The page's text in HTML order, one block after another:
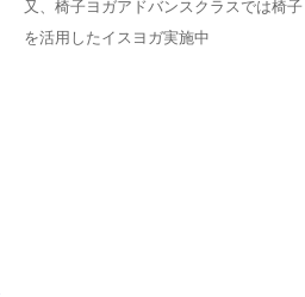
又、椅子ヨガアドバンスクラスでは椅子
を活用したイスヨガ実施中